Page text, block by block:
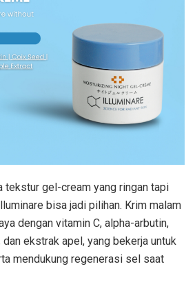
tekstur gel-cream yang ringan tapi
bisa jadi pilihan. Krim malam
dengan vitamin C, alpha-arbutin,
ekstrak apel, yang bekerja untuk
mendukung regenerasi sel saat